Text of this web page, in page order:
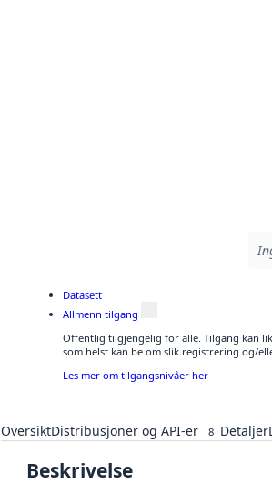
Datasett
Allmenn tilgang
Offentlig tilgjengelig for alle. Tilgang kan
som helst kan be om slik registrering og/
Les mer om tilgangsnivåer her
OversiktDistribusjoner og API-er 8 Detaljer
Beskrivelse